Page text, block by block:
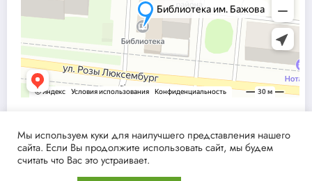
NewsBlogger - Magazine & BlogWordPress
Мы используем куки для наилучшего представления нашего
сайта. Если Вы продолжите использовать сайт, мы будем
считать что Вас это устраивает.